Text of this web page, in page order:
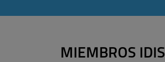
MIEMBROS IDIS